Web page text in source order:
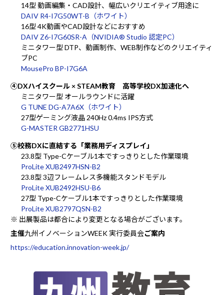
14型 動画編集・CAD設計、幅広いクリエイティブ用途に
DAIV R4-I7G50WT-B（ホワイト）
16型 4K動画やCAD設計などにおすすめ
DAIV Z6-I7G60SR-A（NVIDIA® Studio 認定PC）
ミニタワー型 DTP、動画制作、WEB制作などのクリエイティ
ブPC
MousePro BP-I7G6A
④DXハイスクール × STEAM教育 高等学校DX加速化へ
ミニタワー型 オールラウンドに活躍
G TUNE DG-A7A6X（ホワイト）
27型ゲーミング液晶 240Hz 0.4ms IPS方式
G-MASTER GB2771HSU
⑤校務DXに直結する「業務用ディスプレイ」
23.8型 Type-Cケーブル1本ですっきりとした作業環境
ProLite XUB2497HSN-B2
23.8型 3辺フレームレス多機能スタンドモデル
ProLite XUB2492HSU-B6
27型 Type-Cケーブル1本ですっきりとした作業環境
ProLite XUB2797QSN-B2
※ 出展製品は都合により変更となる場合がございます。
主催九州イノベーションWEEK 実行委員会ご案内
https://education.innovation-week.jp/